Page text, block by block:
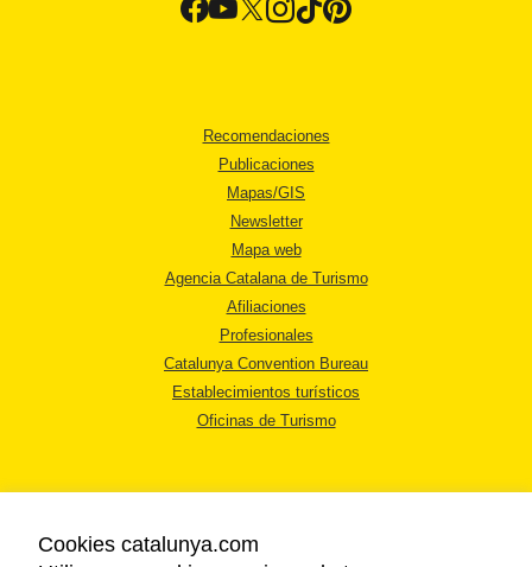
Recomendaciones
Publicaciones
Mapas/GIS
Newsletter
Mapa web
Agencia Catalana de Turismo
Afiliaciones
Profesionales
Catalunya Convention Bureau
Establecimientos turísticos
Oficinas de Turismo
Cookies catalunya.com